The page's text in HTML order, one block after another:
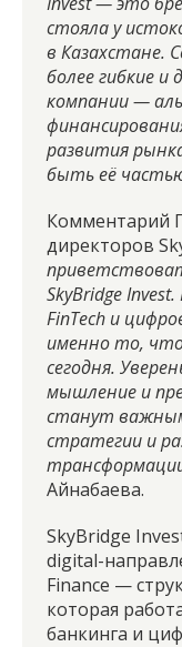
стояла у
в Казахстане.
более гибкие
компании —
развития
быть её
Комментарий
директоров
SkyBridge
FinTech и
именно то,
сегодня.
мышление и
станут
стратегии и
Айнабаева.
SkyBridge
digital-
Finance —
которая
банкинга и